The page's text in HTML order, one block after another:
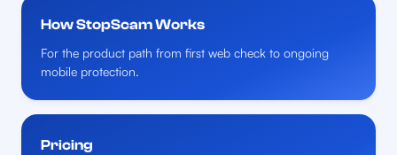
How StopScam Works
For the product path from first web check to ongoing
mobile protection.
Pricing